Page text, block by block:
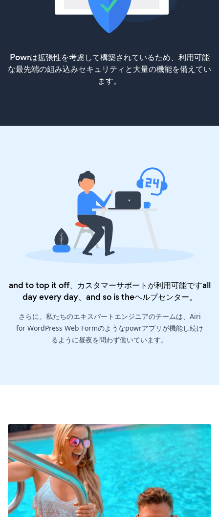
Powrは拡張性を考慮して構築されているため、利用可能
な最先端の組み込みセキュリティと大量の機能を備えてい
ます。
and to top it off、カスタマーサポートが利用可能ですall
day every day、and so is theヘルプセンター。
さらに、私たちのエキスパートエンジニアのチームは、Airi
for WordPress Web Formのようなpowrアプリが機能し続け
るように昼夜を問わず働いています。